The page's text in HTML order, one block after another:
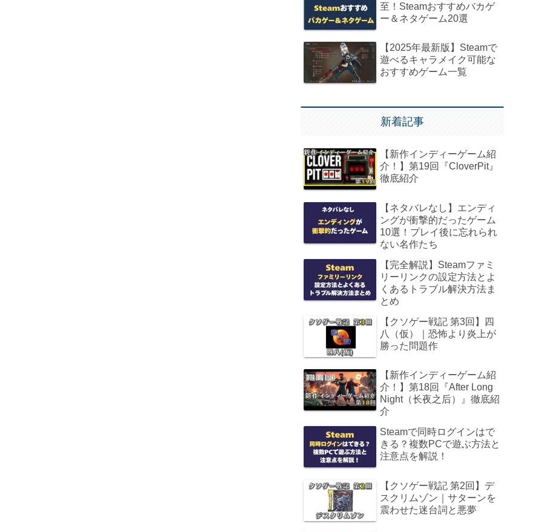
至！Steamおすすめバカゲ
ー＆ネタゲーム20選
【2025年最新版】Steamで
遊べるキャラメイク可能な
おすすめゲーム一覧
新着記事
【新作インディーゲーム紹
介！】第19回『CloverPit』
徹底紹介
【ネタバレなし】エンディ
ングが衝撃的だったゲーム
10選！プレイ後に忘れられ
ない名作たち
【完全解説】Steamファミ
リーリンクの設定方法とよ
くあるトラブル解決方法ま
とめ
【クソゲー戦記 第3回】四
八（仮）｜恐怖より炎上が
勝った問題作
【新作インディーゲーム紹
介！】第18回『After Long
Night（长夜之后）』徹底紹
介
Steamで同時ログインはで
きる？複数PCで遊ぶ方法と
注意点を解説！
【クソゲー戦記 第2回】デ
スクリムゾン｜サターンを
震わせた迷台詞と悪夢